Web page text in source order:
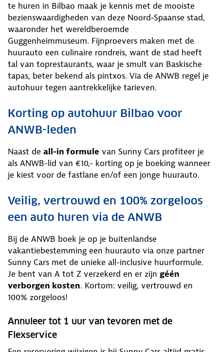
te huren in Bilbao maak je kennis met de mooiste
bezienswaardigheden van deze Noord-Spaanse stad,
waaronder het wereldberoemde
Guggenheimmuseum. Fijnproevers maken met de
huurauto een culinaire rondreis, want de stad heeft
tal van toprestaurants, waar je smult van Baskische
tapas, beter bekend als pintxos. Via de ANWB regel je
autohuur tegen aantrekkelijke tarieven.
Korting op autohuur Bilbao voor
ANWB-leden
Naast de all-in formule van Sunny Cars profiteer je
als ANWB-lid van €10,- korting op je boeking wanneer
je kiest voor de fastlane en/of een jonge huurauto.
Veilig, vertrouwd en 100% zorgeloos
een auto huren via de ANWB
Bij de ANWB boek je op je buitenlandse
vakantiebestemming een huurauto via onze partner
Sunny Cars met de unieke all-inclusive huurformule.
Je bent van A tot Z verzekerd en er zijn géén
verborgen kosten. Kortom: veilig, vertrouwd en
100% zorgeloos!
Annuleer tot 1 uur van tevoren met de
Flexservice